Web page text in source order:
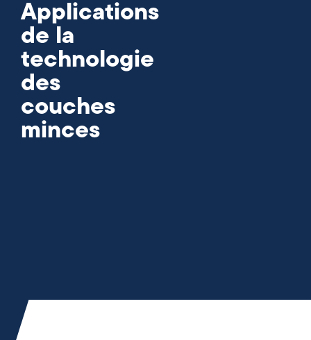
Applications
de la
technologie
des
couches
minces